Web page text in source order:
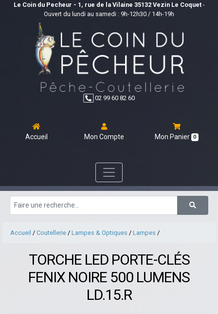
Le Coin du Pecheur - 1, rue de la Vilaine 35132 Vezin Le Coquet-
Ouvert du lundi au samedi : 9h-12h30 / 14h-19h
02 99 60 82 60
Accueil Mon Compte Mon Panier 0
Accueil / Coutellerie / Lampes & Optiques / Lampes /
TORCHE LED PORTE-CLÉS
FENIX NOIRE 500 LUMENS
LD.15.R